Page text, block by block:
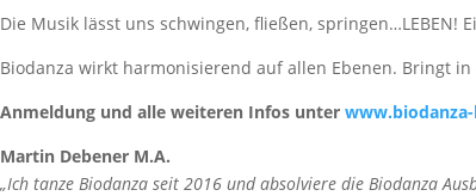
Die Musik lässt uns schwingen, fließen,
Biodanza wirkt harmonisierend auf allen Ebenen. Bringt
Anmeldung und alle weiteren Infos unter
Martin Debener M.A.
„Ich tanze Biodanza seit 2016 und absolviere die Biodanza